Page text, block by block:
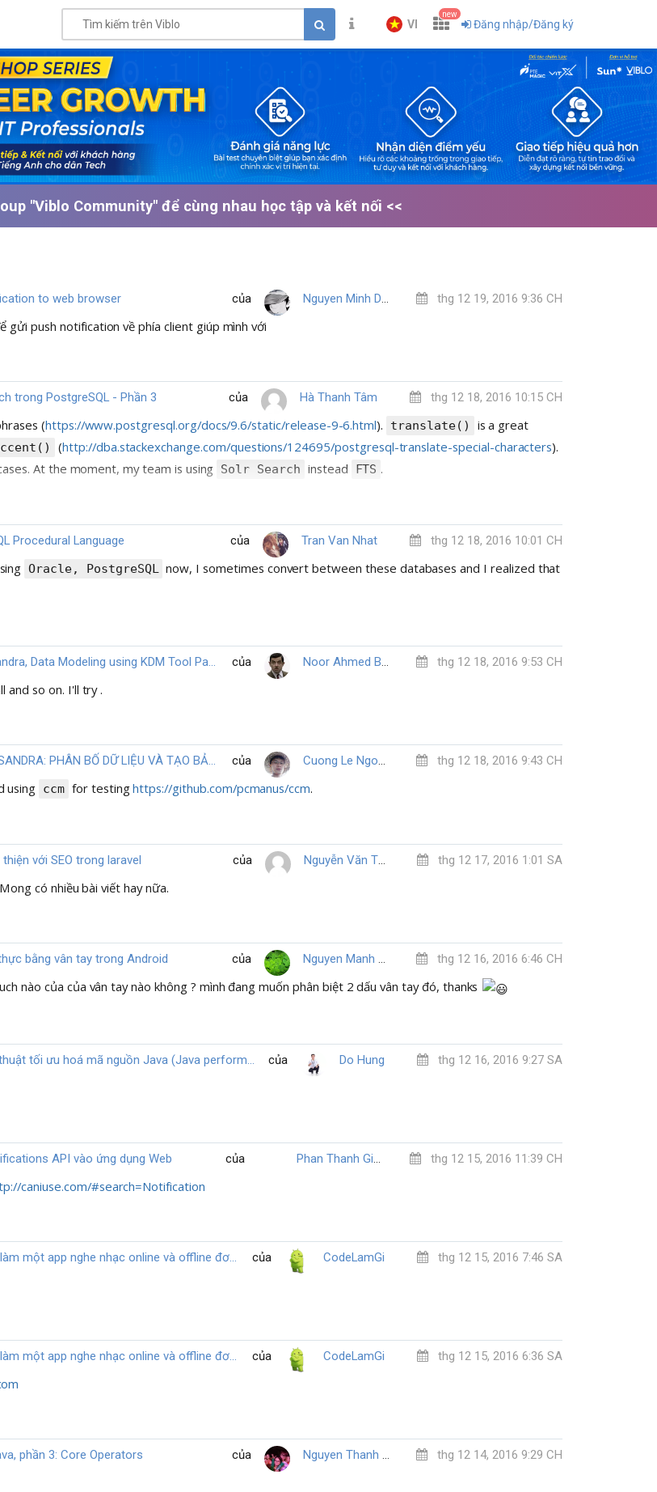
VI
new
Đăng nhập/Đăng ký
"Viblo Community" để cùng nhau học tập và kết nối <<
to web browser của Nguyen Minh Dinh thg 12 19, 2016 9:36 CH
push notification về phía client giúp mình với
trong PostgreSQL - Phần 3 của Hà Thanh Tâm thg 12 18, 2016 10:15 CH
(https://www.postgresql.org/docs/9.6/static/release-9-6.html). translate()
is a great
(http://dba.stackexchange.com/questions/124695/postgresql-translate-special-characters).
At the moment, my team is using Solr Search instead FTS .
Procedural Language của Tran Van Nhat thg 12 18, 2016 10:01 CH
Oracle, PostgreSQL now, I sometimes convert between these databases and I realized that
NoSQL: Cassandra, Data Modeling using KDM Tool Part: 3 của Noor Ahmed Biswas thg 12 18, 2016 9:53 CH
and so on. I'll try .
APACHE CASSANDRA: PHÂN BỐ DỮ LIỆU VÀ TẠO BẢN SAO DỮ LIỆU TRONG CLUSTER - PARTITIONER VÀ REPLICATION. của Cuong Le Ngoc thg 12 18, 2016 9:43 CH
using ccm for testinghttps://github.com/pcmanus/ccm.
với SEO trong laravel của Nguyễn Văn Thức thg 12 17, 2016 1:01 SA
có nhiều bài viết hay nữa.
bằng vân tay trong Android của Nguyen Manh Quan thg 12 16, 2016 6:46 CH
nào của của vân tay nào không ? mình đang muốn phân biệt 2 dấu vân tay đó, thanks
Một số kĩ thuật tối ưu hoá mã nguồn Java (Java performance) - Phần 1 của Do Hung thg 12 16, 2016 9:27 SA
API vào ứng dụng Web của Phan Thanh Giang thg 12 15, 2016 11:39 CH
caniuse.com/#search=Notification
Hướng dẫn làm một app nghe nhạc online và offline đơn giản của CodeLamGi thg 12 15, 2016 7:46 SA
Hướng dẫn làm một app nghe nhạc online và offline đơn giản của CodeLamGi thg 12 15, 2016 6:36 SA
phần 3: Core Operators của Nguyen Thanh Hai thg 12 14, 2016 9:29 CH